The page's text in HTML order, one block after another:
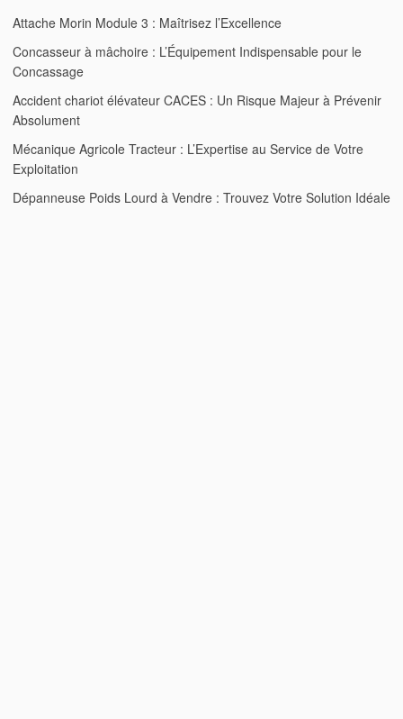
Attache Morin Module 3 : Maîtrisez l’Excellence
Concasseur à mâchoire : L’Équipement Indispensable pour le
Concassage
Accident chariot élévateur CACES : Un Risque Majeur à Prévenir
Absolument
Mécanique Agricole Tracteur : L’Expertise au Service de Votre
Exploitation
Dépanneuse Poids Lourd à Vendre : Trouvez Votre Solution Idéale